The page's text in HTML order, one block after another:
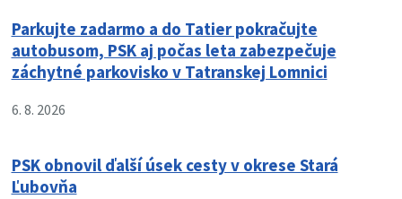
Parkujte zadarmo a do Tatier pokračujte
autobusom, PSK aj počas leta zabezpečuje
záchytné parkovisko v Tatranskej Lomnici
6. 8. 2026
PSK obnovil ďalší úsek cesty v okrese Stará
Ľubovňa